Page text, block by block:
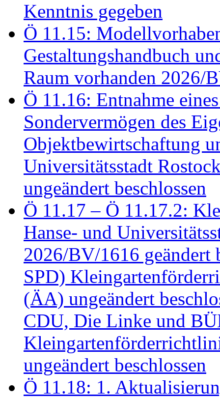
Kenntnis gegeben
Ö 11.15:
Gestaltungshandbuch
Raum vorhanden 2026/
Ö 11.16: Entnahme
Sondervermögen des
Objektbewirtschaftung
Universitätsstadt
ungeändert beschlossen
Ö 11.17 – Ö 11.17.2:
Hanse- und
2026/BV/1616 geändert
SPD)
(ÄA) ungeändert
CDU, Die Linke und
ungeändert beschlossen
Ö 11.18: 1.